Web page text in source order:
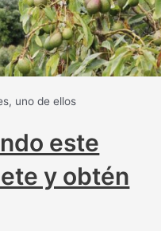
uno de ellos
este
y obtén